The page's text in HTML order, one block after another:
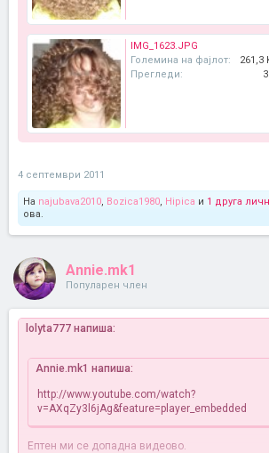
IMG_1623.JPG
Големина на фајлот:
261,3
Прегледи:
4 септември 2011
На najubava2010, Bozica1980, Hipica и 1 друга
ова.
Annie.mk1
Популарен член
lolyta777 напиша:
Annie.mk1 напиша:
http://www.youtube.com/watch?
v=AXqZy3l6jAg&feature=player_embedded
Ептен ми се допадна видеово.